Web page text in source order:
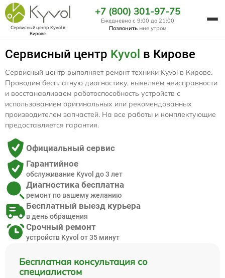
Сервисный центр Kyvolв
Кирове
+7 (800) 301-97-75
Ежедневно с 9:00 до 21:00
Позвонить мне утром
Сервисный центр Kyvol в Кирове
Бесплатная консультация со
специалистом
Сервисный центр выполняет ремонт техники Kyvol в Кирове.
Проводим бесплатную диагностику, выявляем неисправности
и восстанавливаем работоспособность устройств с
использованием оригинальных или рекомендованных
производителем запчастей. На все работы и комплектующие
предоставляется гарантия.
Официальный сервис
Гарантийное
обслуживание Kyvol до 3 лет
Диагностика бесплатна
ремонт по вашему желанию
Бесплатный выезд курьера
в день обращения
Срочный ремонт
устройств Kyvol от 35 минут